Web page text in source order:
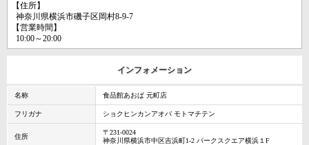
【住所】
神奈川県横浜市磯子区岡村8-9-7
【営業時間】
10:00～20:00
インフォメーション
名称 食品館あおば 元町店
フリガナ ショクヒンカンアオバ モトマチテン
住所
〒231-0024
神奈川県横浜市中区吉浜町1-2 パークスクエア横浜１F